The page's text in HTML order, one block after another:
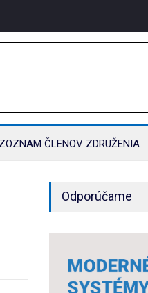
ZOZNAM ČLENOV ZDRUŽENIA
Odporúčame